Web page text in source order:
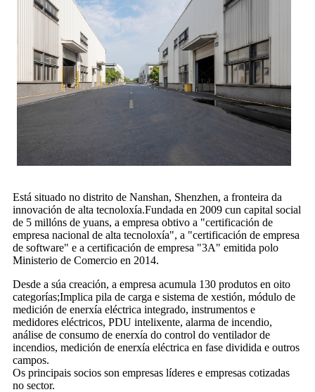
Está situado no distrito de Nanshan, Shenzhen, a fronteira da
innovación de alta tecnoloxía.Fundada en 2009 cun capital social
de 5 millóns de yuans, a empresa obtivo a "certificación de
empresa nacional de alta tecnoloxía", a "certificación de empresa
de software" e a certificación de empresa "3A" emitida polo
Ministerio de Comercio en 2014.
Desde a súa creación, a empresa acumula 130 produtos en oito
categorías;Implica pila de carga e sistema de xestión, módulo de
medición de enerxía eléctrica integrado, instrumentos e
medidores eléctricos, PDU intelixente, alarma de incendio,
análise de consumo de enerxía do control do ventilador de
incendios, medición de enerxía eléctrica en fase dividida e outros
campos.
Os principais socios son empresas líderes e empresas cotizadas
no sector.